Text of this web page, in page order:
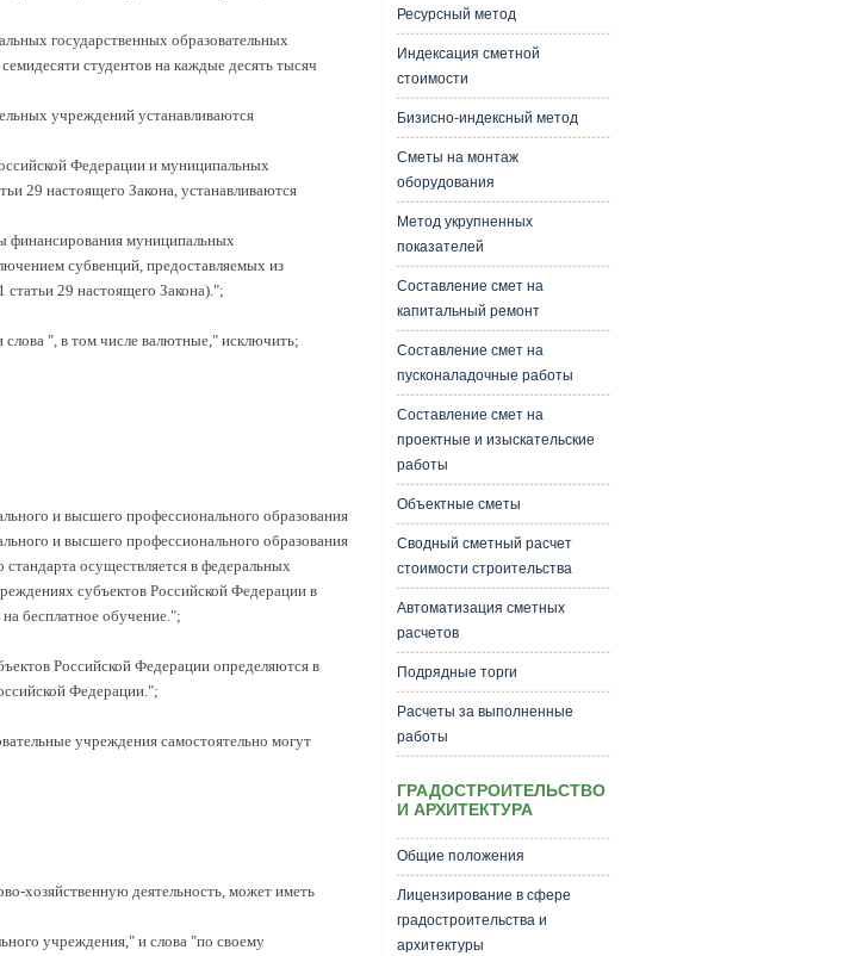
государственных образовательных
студентов на каждые десять тысяч
учреждений устанавливаются
Федерации и муниципальных
29 настоящего Закона, устанавливаются
финансирования муниципальных
субвенций, предоставляемых из
29 настоящего Закона).";
", в том числе валютные," исключить;
и высшего профессионального образования
и высшего профессионального образования
стандарта осуществляется в федеральных
субъектов Российской Федерации в
бесплатное обучение.";
Российской Федерации определяются в
Федерации.";
учреждения самостоятельно могут
хозяйственную деятельность, может иметь
учреждения," и слова "по своему
Ресурсный метод
Индексация сметной
стоимости
Бизисно-индексный метод
Сметы на монтаж
оборудования
Метод укрупненных
показателей
Составление смет на
капитальный ремонт
Составление смет на
пусконаладочные работы
Составление смет на
проектные и изыскательские
работы
Объектные сметы
Сводный сметный расчет
стоимости строительства
Автоматизация сметных
расчетов
Подрядные торги
Расчеты за выполненные
работы
ГРАДОСТРОИТЕЛЬСТВО
И АРХИТЕКТУРА
Общие положения
Лицензирование в сфере
градостроительства и
архитектуры